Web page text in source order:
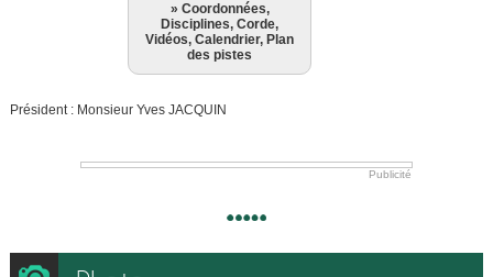
» Coordonnées,
Disciplines, Corde,
Vidéos, Calendrier, Plan
des pistes
Président : Monsieur Yves JACQUIN
Publicité